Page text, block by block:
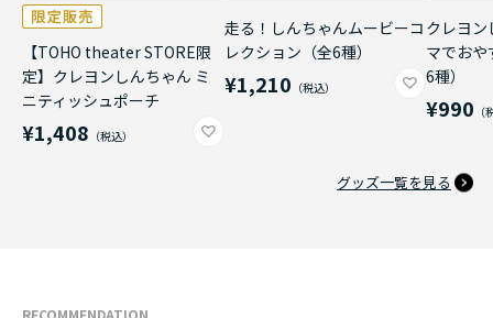
【TOHO theater STORE限
定】クレヨンしんちゃん ミ
ニティッシュポーチ
¥1,408
走る！しんちゃんムービーコ
レクション（全6種）
¥1,210
クレヨ
マでお
6種）
¥990
グッズ一覧を見る